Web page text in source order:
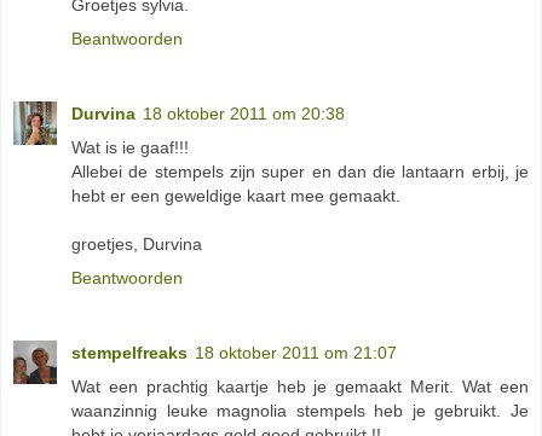
Groetjes sylvia.
Beantwoorden
Durvina 18 oktober 2011 om 20:38
Wat is ie gaaf!!!
Allebei de stempels zijn super en dan die lantaarn erbij, je
hebt er een geweldige kaart mee gemaakt.
groetjes, Durvina
Beantwoorden
stempelfreaks 18 oktober 2011 om 21:07
Wat een prachtig kaartje heb je gemaakt Merit. Wat een
waanzinnig leuke magnolia stempels heb je gebruikt. Je